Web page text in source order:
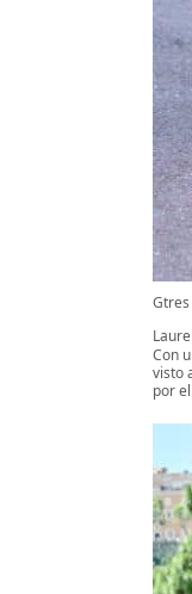
Gtres
Con
visto
por